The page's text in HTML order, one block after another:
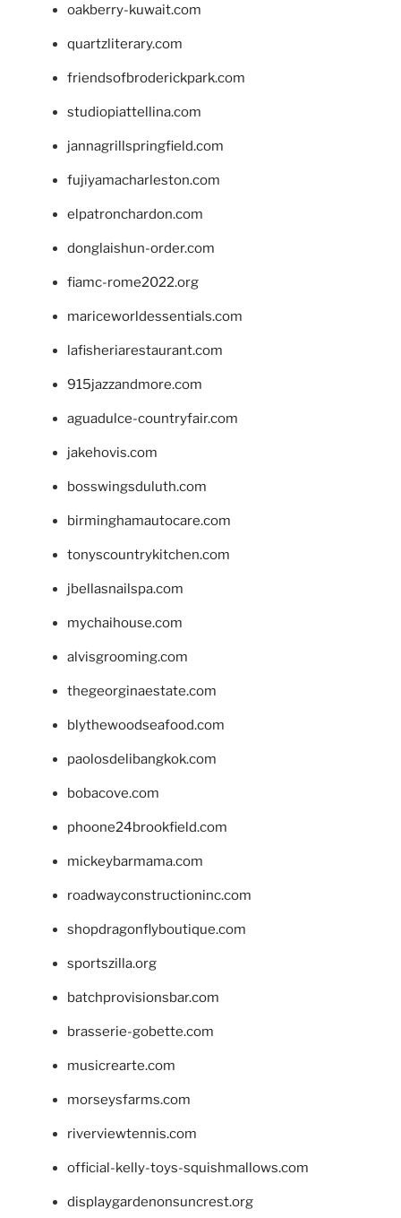
oakberry-kuwait.com
quartzliterary.com
friendsofbroderickpark.com
studiopiattellina.com
jannagrillspringfield.com
fujiyamacharleston.com
elpatronchardon.com
donglaishun-order.com
fiamc-rome2022.org
mariceworldessentials.com
lafisheriarestaurant.com
915jazzandmore.com
aguadulce-countryfair.com
jakehovis.com
bosswingsduluth.com
birminghamautocare.com
tonyscountrykitchen.com
jbellasnailspa.com
mychaihouse.com
alvisgrooming.com
thegeorginaestate.com
blythewoodseafood.com
paolosdelibangkok.com
bobacove.com
phoone24brookfield.com
mickeybarmama.com
roadwayconstructioninc.com
shopdragonflyboutique.com
sportszilla.org
batchprovisionsbar.com
brasserie-gobette.com
musicrearte.com
morseysfarms.com
riverviewtennis.com
official-kelly-toys-squishmallows.com
displaygardenonsuncrest.org